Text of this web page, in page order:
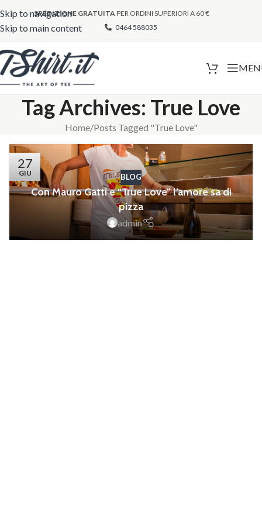
Skip to navigation
Skip to main content
SPEDIZIONE GRATUITAPER ORDINI SUPERIORI A 60 €
0464 588035
Tag Archives: True Love
Home Posts Tagged "True Love"
27
GIU BLOG
Con Mauro Gatti e “True Love” l’amore sa di
pizza
admin